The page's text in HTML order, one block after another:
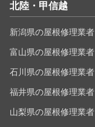
北陸・甲信越
新潟県の屋根修理業者
富山県の屋根修理業者
石川県の屋根修理業者
福井県の屋根修理業者
山梨県の屋根修理業者